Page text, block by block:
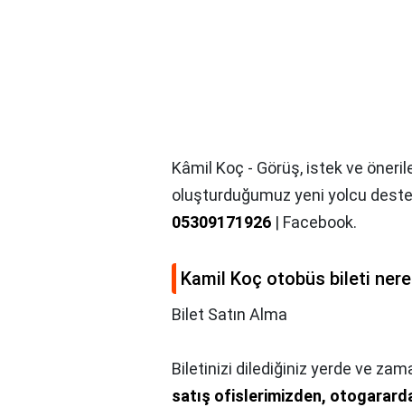
Kâmil Koç - Görüş, istek ve
oluşturduğumuz yeni yolcu
05309171926 | Facebook.
Kamil Koç otobüs bileti
Bilet Satın Alma
Biletinizi dilediğiniz yerde ve
satış ofislerimizden,